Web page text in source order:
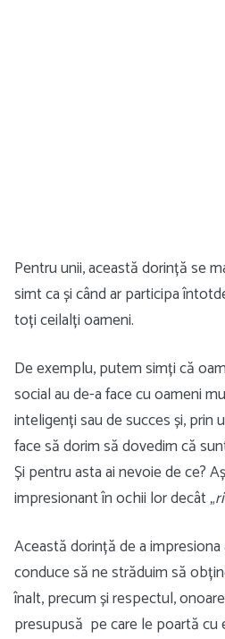
Pentru unii, această dorință se
simt ca și când ar participa
toți ceilalți oameni.
De exemplu, putem simți că
social au de-a face cu oameni
inteligenți sau de succes și, prin
face să dorim să dovedim că
Și pentru asta ai nevoie de ce?
impresionant în ochii lor decât „
Această dorință de a
conduce să ne străduim să
înalt, precum și respectul,
presupusă pe care le poartă cu